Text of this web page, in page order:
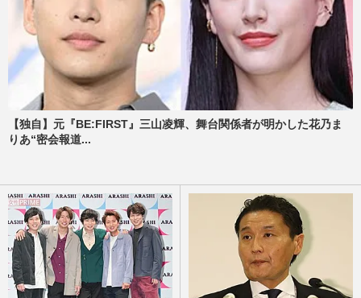
【独自】元『BE:FIRST』三山凌輝、舞台関係者が明かした花乃ま
りあ“密会報道...